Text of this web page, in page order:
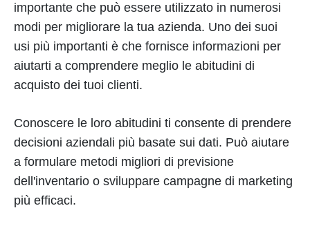
importante che può essere utilizzato in numerosi
modi per migliorare la tua azienda. Uno dei suoi
usi più importanti è che fornisce informazioni per
aiutarti a comprendere meglio le abitudini di
acquisto dei tuoi clienti.
Conoscere le loro abitudini ti consente di prendere
decisioni aziendali più basate sui dati. Può aiutare
a formulare metodi migliori di previsione
dell'inventario o sviluppare campagne di marketing
più efficaci.